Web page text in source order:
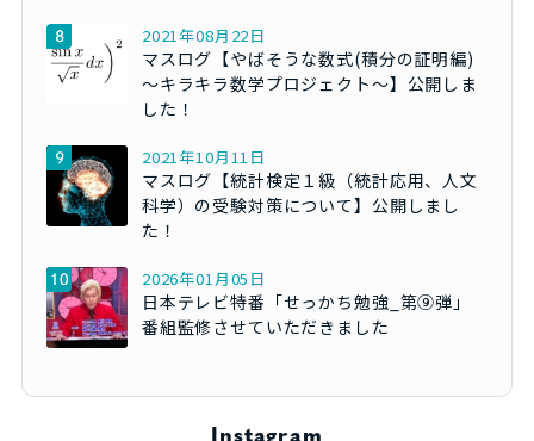
2021年08月22日
マスログ【やばそうな数式(積分の証明編)
～キラキラ数学プロジェクト～】公開しま
した！
2021年10月11日
マスログ【統計検定１級（統計応用、人文
科学）の受験対策について】公開しまし
た！
2026年01月05日
日本テレビ特番「せっかち勉強_第⑨弾」
番組監修させていただきました